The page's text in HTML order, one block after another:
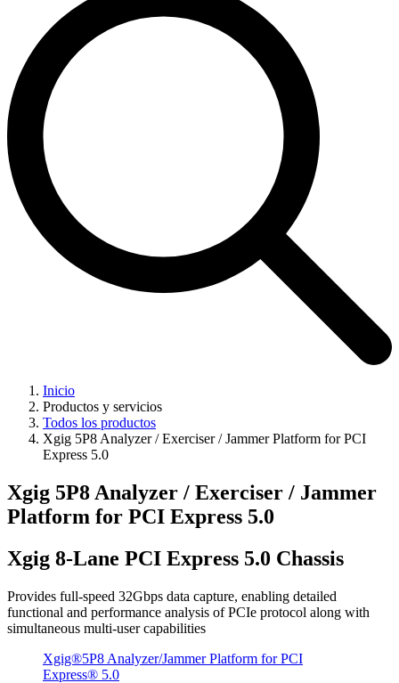
Inicio
Productos y servicios
Todos los productos
Xgig 5P8 Analyzer / Exerciser / Jammer Platform for PCI
Express 5.0
Xgig 5P8 Analyzer / Exerciser / Jammer
Platform for PCI Express 5.0
Xgig 8-Lane PCI Express 5.0 Chassis
Provides full-speed 32Gbps data capture, enabling detailed
functional and performance analysis of PCIe protocol along with
simultaneous multi-user capabilities
Xgig®5P8 Analyzer/Jammer Platform for PCI
Express® 5.0